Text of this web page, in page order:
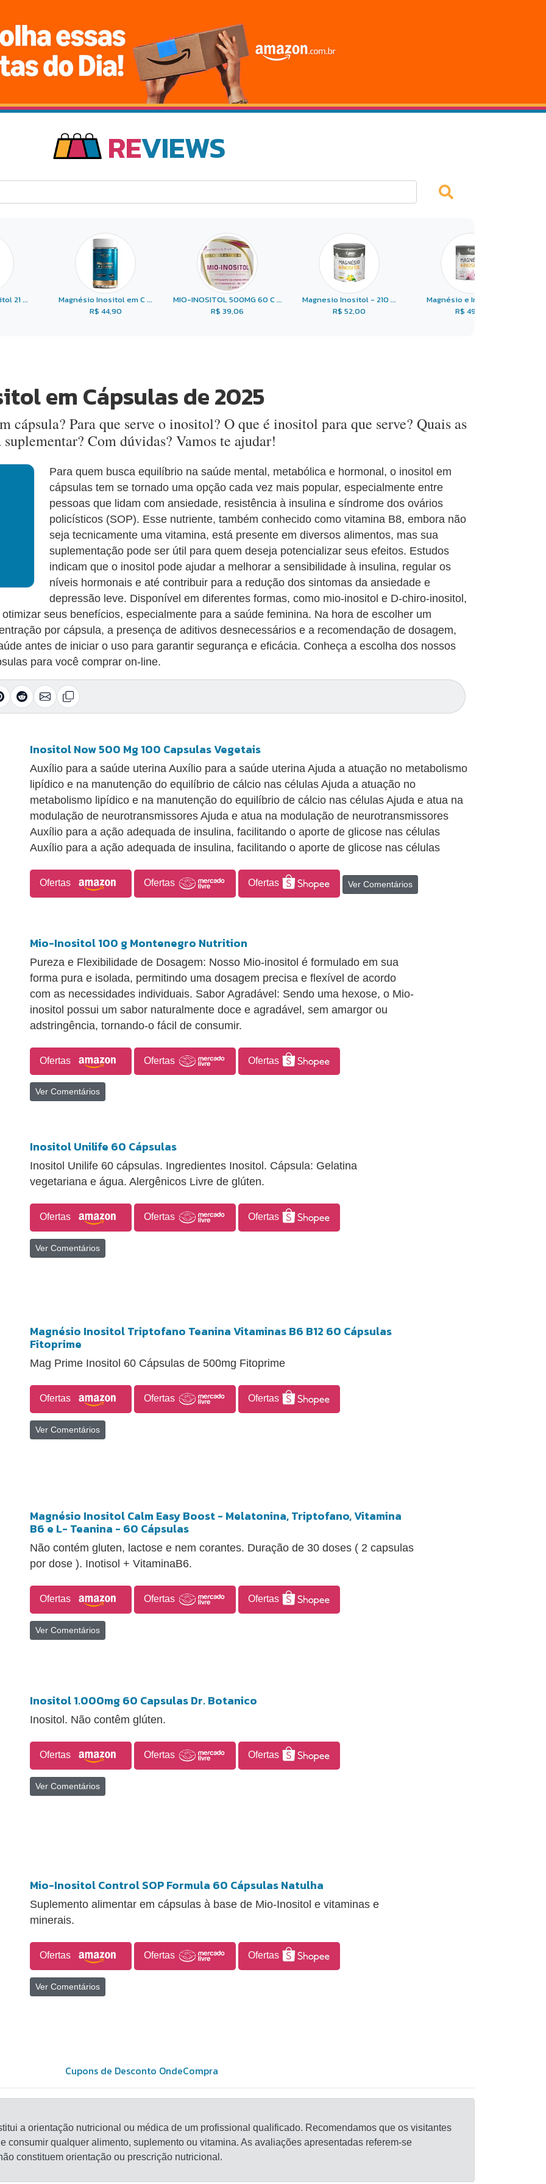
REVIEWS
21 ...
Magnésio Inositol em C ...
R$ 44,90
MIO-INOSITOL 500MG 60 C ...
R$ 39,06
Magnesio Inositol - 210 ...
R$ 52,00
Magnésio e Inositol 21 ...
R$ 49,89
em Cápsulas de 2025
cápsula? Para que serve o inositol? O que é inositol para que serve? Quais as
Com dúvidas? Vamos te ajudar!
Para quem busca equilíbrio na saúde mental, metabólica e hormonal, o inositol em
cápsulas tem se tornado uma opção cada vez mais popular, especialmente entre
pessoas que lidam com ansiedade, resistência à insulina e síndrome dos ovários
policísticos (SOP). Esse nutriente, também conhecido como vitamina B8, embora não
seja tecnicamente uma vitamina, está presente em diversos alimentos, mas sua
suplementação pode ser útil para quem deseja potencializar seus efeitos. Estudos
indicam que o inositol pode ajudar a melhorar a sensibilidade à insulina, regular os
níveis hormonais e até contribuir para a redução dos sintomas da ansiedade e
depressão leve. Disponível em diferentes formas, como mio-inositol e D-chiro-inositol,
seus benefícios, especialmente para a saúde feminina. Na hora de escolher um
por cápsula, a presença de aditivos desnecessários e a recomendação de dosagem,
antes de iniciar o uso para garantir segurança e eficácia. Conheça a escolha dos nossos
para você comprar on-line.
Inositol Now 500 Mg 100 Capsulas Vegetais
Auxílio para a saúde uterina Auxílio para a saúde uterina Ajuda a atuação no metabolismo
lipídico e na manutenção do equilíbrio de cálcio nas células Ajuda a atuação no
metabolismo lipídico e na manutenção do equilíbrio de cálcio nas células Ajuda e atua na
modulação de neurotransmissores Ajuda e atua na modulação de neurotransmissores
Auxílio para a ação adequada de insulina, facilitando o aporte de glicose nas células
Auxílio para a ação adequada de insulina, facilitando o aporte de glicose nas células
Ofertas Ofertas Ofertas Ver Comentários
Mio-Inositol 100 g Montenegro Nutrition
Pureza e Flexibilidade de Dosagem: Nosso Mio-inositol é formulado em sua
forma pura e isolada, permitindo uma dosagem precisa e flexível de acordo
com as necessidades individuais. Sabor Agradável: Sendo uma hexose, o Mio-
inositol possui um sabor naturalmente doce e agradável, sem amargor ou
adstringência, tornando-o fácil de consumir.
Ofertas Ofertas Ofertas
Ver Comentários
Inositol Unilife 60 Cápsulas
Inositol Unilife 60 cápsulas. Ingredientes Inositol. Cápsula: Gelatina
vegetariana e água. Alergênicos Livre de glúten.
Ofertas Ofertas Ofertas
Ver Comentários
Magnésio Inositol Triptofano Teanina Vitaminas B6 B12 60 Cápsulas
Fitoprime
Mag Prime Inositol 60 Cápsulas de 500mg Fitoprime
Ofertas Ofertas Ofertas
Ver Comentários
Magnésio Inositol Calm Easy Boost - Melatonina, Triptofano, Vitamina
B6 e L- Teanina - 60 Cápsulas
Não contém gluten, lactose e nem corantes. Duração de 30 doses ( 2 capsulas
por dose ). Inotisol + VitaminaB6.
Ofertas Ofertas Ofertas
Ver Comentários
Inositol 1.000mg 60 Capsulas Dr. Botanico
Inositol. Não contêm glúten.
Ofertas Ofertas Ofertas
Ver Comentários
Mio-Inositol Control SOP Formula 60 Cápsulas Natulha
Suplemento alimentar em cápsulas à base de Mio-Inositol e vitaminas e
minerais.
Ofertas Ofertas Ofertas
Ver Comentários
a orientação nutricional ou médica de um profissional qualificado. Recomendamos que os visitantes
consumir qualquer alimento, suplemento ou vitamina. As avaliações apresentadas referem-se
constituem orientação ou prescrição nutricional.